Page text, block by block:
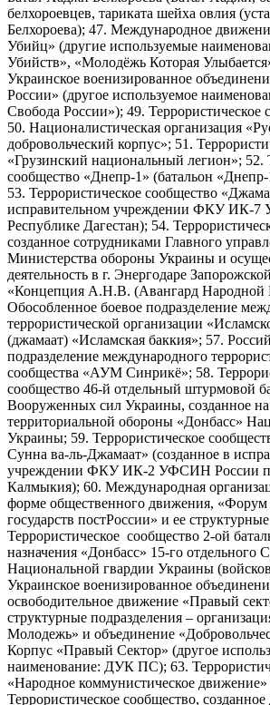
белхороевцев, тариката шейха овлия
Белхороева); 47. Международное
Убийц» (другие используемые
Убийств», «Молодёжь Которая
Украинское военизированное
России» (другое используемое
Свобода России»); 49. Террористическое
50. Националистическая организация
добровольческий корпус»; 51.
«Грузинский национальный легион»; 52.
сообщество «Днепр-1» (батальон
53. Террористическое сообщество
исправительном учреждении ФКУ ИК-
Республике Дагестан); 54.
созданное сотрудниками Главного
Министерства обороны Украины и
деятельность в г. Энергодаре
«Концепция А.Н.В. (Авангард Народной
Обособленное боевое подразделение
террористической организации
(джамаат) «Исламская баккия»; 57.
подразделение международного
сообщества «АУМ Синрикё»; 58.
сообщество 46-й отдельный штурмовой
Вооруженных сил Украины, созданное на
территориальной обороны «Донбасс»
Украины; 59. Террористическое
Сунна ва-ль-Джамаат» (созданное в
учреждении ФКУ ИК-2 УФСИН России
Калмыкия); 60. Международная
форме общественного движения,
государств постРоссии» и ее
Террористическое сообщество 2-ой
назначения «Донбасс» 15-го отдельного
Национальной гвардии Украины
Украинское военизированное
освободительное движение «Правый
структурные подразделения –
Молодежь» и объединение
Корпус «Правый Сектор» (другое
наименование: ДУК ПС); 63.
«Народное коммунистическое
Террористическое сообщество,